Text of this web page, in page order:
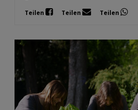
Teilen Teilen Teilen